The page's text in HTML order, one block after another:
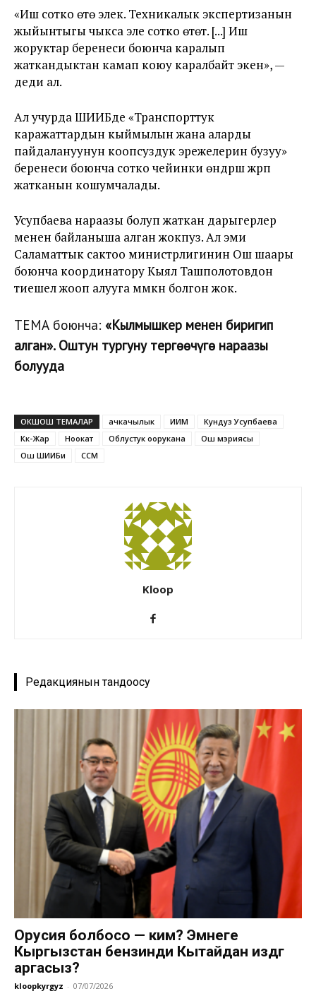
«Иш сотко өтө элек. Техникалык экспертизанын
жыйынтыгы чыкса эле сотко өтөт. [...] Иш
жоруктар беренеси боюнча каралып
жаткандыктан камап коюу каралбайт экен», —
деди ал.
Ал учурда ШИИБде «Транспорттук
каражаттардын кыймылын жана аларды
пайдалануунун коопсуздук эрежелерин бузуу»
беренеси боюнча сотко чейинки өндүрүш жүрүп
жатканын кошумчалады.
Усупбаева нараазы болуп жаткан дарыгерлер
менен байланыша алган жокпуз. Ал эми
Саламаттык сактоо министрлигинин Ош шаары
боюнча координатору Кыял Ташполотовдон
тиешелүү жооп алууга мүмкүн болгон жок.
ТЕМА боюнча: «Кылмышкер менен биригип
алган». Оштун тургуну тергөөчүгө нараазы
болууда
ОКШОШ ТЕМАЛАР ачкачылык ИИМ
Кундуз Усупбаева
Көк-Жар
Ноокат Облустук оорукана
Ош мэриясы
Ош ШИИБи
ССМ
Kloop
Редакциянын тандоосу
Орусия болбосо — ким? Эмнеге
Кыргызстан бензинди Кытайдан издөөгө
аргасыз?
kloopkyrgyz - 07/07/2026